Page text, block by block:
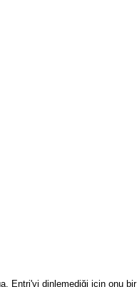
Entri'yi dinlemediği için onu bir